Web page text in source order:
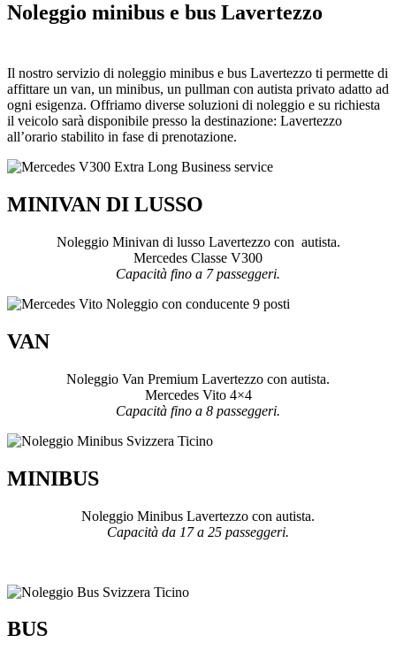
Noleggio minibus e bus Lavertezzo
Il nostro servizio di noleggio minibus e bus Lavertezzo ti permette di
affittare un van, un minibus, un pullman con autista privato adatto ad
ogni esigenza. Offriamo diverse soluzioni di noleggio e su richiesta
il veicolo sarà disponibile presso la destinazione: Lavertezzo
all’orario stabilito in fase di prenotazione.
MINIVAN DI LUSSO
Noleggio Minivan di lusso Lavertezzo con autista.
Mercedes Classe V300
Capacità fino a 7 passeggeri.
VAN
Noleggio Van Premium Lavertezzo con autista.
Mercedes Vito 4×4
Capacità fino a 8 passeggeri.
MINIBUS
Noleggio Minibus Lavertezzo con autista.
Capacità da 17 a 25 passeggeri.
BUS